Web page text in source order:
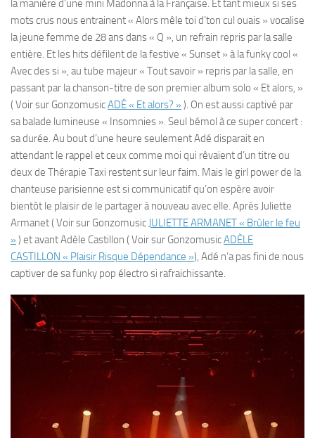
la manière d’une mini Madonna à la Française. Et tant mieux si ses
mots crus nous entrainent « Alors mêle toi d’ton cul ouais » vocalise
la jeune femme de 28 ans dans « Q », un refrain repris par la salle
entière. Et les hits défilent de la festive « Sunset » à la funky cool «
Avec des si », au tube majeur « Tout savoir » repris par la salle, en
passant par la chanson-titre de son premier album solo « Et alors, »
( Voir sur GonzomusicADÉ « Et alors? » ). On est aussi captivé par
sa balade lumineuse « Insomnies ». Seul bémol à ce super concert :
sa durée. Au bout d’une heure seulement Adé disparait en
attendant le rappel et ceux comme moi qui rêvaient d’un titre ou
deux de Thérapie Taxi restent sur leur faim. Mais le girl power de la
chanteuse parisienne est si communicatif qu’on espère avoir
bientôt le plaisir de le partager à nouveau avec elle. Après Juliette
Armanet ( Voir sur Gonzomusic JULIETTE ARMANET « Brûler le feu
» ) et avant Adèle Castillon ( Voir sur GonzomusicADÈLE
CASTILLON « Plaisir Risque Dépendance »), Adé n’a pas fini de nous
captiver de sa funky pop électro si rafraichissante.